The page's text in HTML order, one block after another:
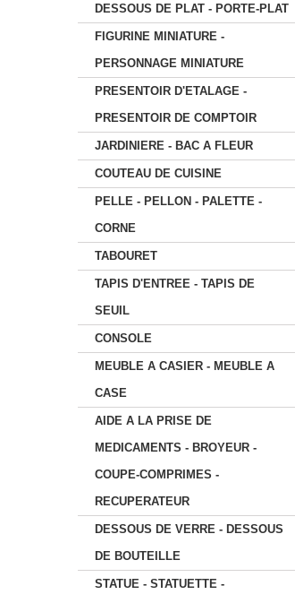
DESSOUS DE PLAT - PORTE-PLAT
FIGURINE MINIATURE -
PERSONNAGE MINIATURE
PRESENTOIR D'ETALAGE -
PRESENTOIR DE COMPTOIR
JARDINIERE - BAC A FLEUR
COUTEAU DE CUISINE
PELLE - PELLON - PALETTE -
CORNE
TABOURET
TAPIS D'ENTREE - TAPIS DE
SEUIL
CONSOLE
MEUBLE A CASIER - MEUBLE A
CASE
AIDE A LA PRISE DE
MEDICAMENTS - BROYEUR -
COUPE-COMPRIMES -
RECUPERATEUR
DESSOUS DE VERRE - DESSOUS
DE BOUTEILLE
STATUE - STATUETTE -